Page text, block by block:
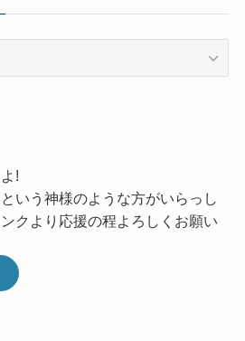
!
いう神様のような方がいらっし
クより応援の程よろしくお願い